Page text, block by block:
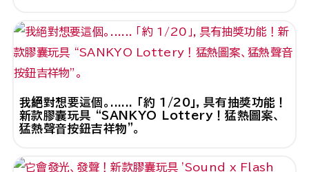
我絕對想要這個。...... 「約 1/20」，具有抽獎功能！
新款膠囊玩具 “SANKYO Lottery！猛熱圖案、
猛熱聲音按鈕吉祥物”。